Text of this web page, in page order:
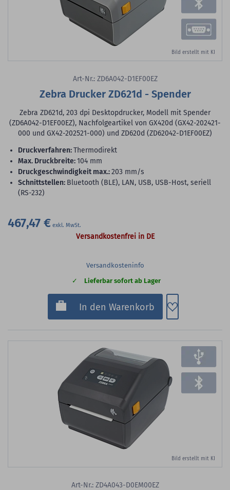
Bild erstellt mit KI
Art-Nr.: ZD6A042-D1EF00EZ
Zebra Drucker ZD621d - Spender
Zebra ZD621d, 203 dpi Desktopdrucker, Modell mit Spender
(ZD6A042-D1EF00EZ), Nachfolgeartikel von GX420d (GX42-202421-
000 und GX42-202521-000) und ZD620d (ZD62042-D1EF00EZ)
Druckverfahren:Thermodirekt
max. Druckbreite:104 mm
Druckgeschwindigkeit max.:203 mm/s
Schnittstellen: Bluetooth (BLE), LAN, USB, USB-Host, seriell
(RS-232)
467,47 €
Versandkostenfrei in DE
Versandkosteninfo
Lieferbar sofort ab Lager
In den Warenkorb Zum
Bild erstellt mit KI
Art-Nr.: ZD4A043-D0EM00EZ